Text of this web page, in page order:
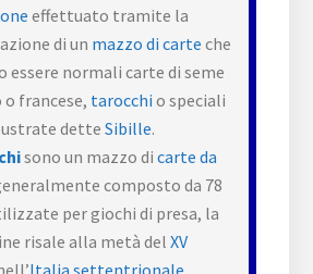
effettuato tramite la
di un mazzo di carte che
essere normali carte di seme
francese, tarocchi o speciali
detteSibille.
sono un mazzo dicarte da
composto da 78
per giochi di presa, la
risale alla metà delXV
Italia settentrionale.